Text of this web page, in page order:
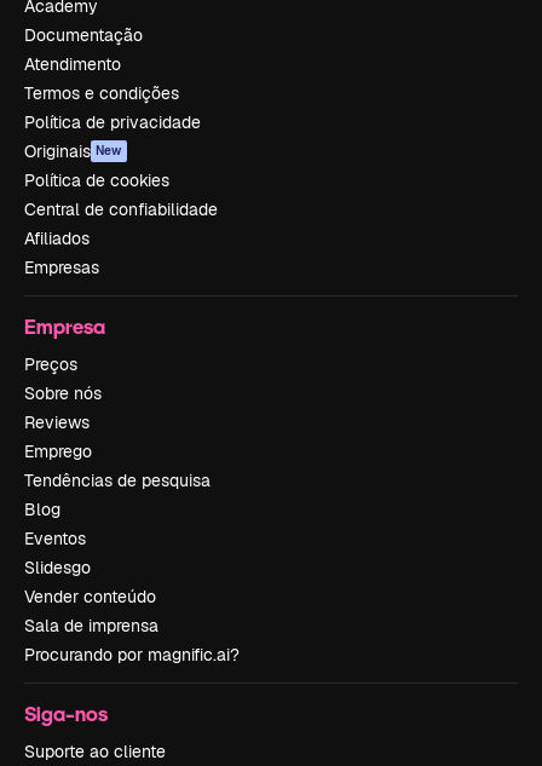
Academy
Documentação
Atendimento
Termos e condições
Política de privacidade
Originais New
Política de cookies
Central de confiabilidade
Afiliados
Empresas
Empresa
Preços
Sobre nós
Reviews
Emprego
Tendências de pesquisa
Blog
Eventos
Slidesgo
Vender conteúdo
Sala de imprensa
Procurando por magnific.ai?
Siga-nos
Suporte ao cliente